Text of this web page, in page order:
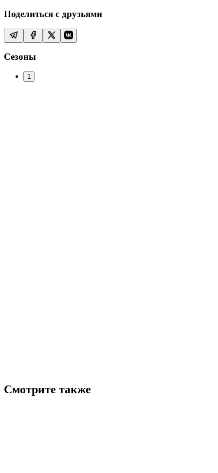
Поделиться с друзьями
Сезоны
1
Смотрите также